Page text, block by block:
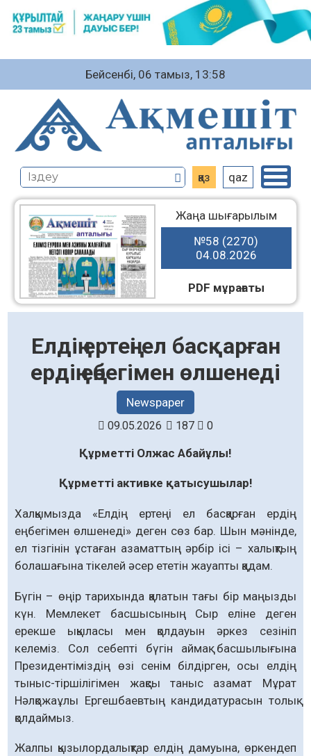
Бейсенбі, 06 тамыз, 13:58
қаз qaz
Жаңа шығарылым
№58 (2270)
04.08.2026
PDF мұрағаты
Елдің ертеңі ел басқарған
ердің еңбегімен өлшенеді
Newspaper
09.05.2026 187 0
Құрметті Олжас Абайұлы!
Құрметті активке қатысушылар!
Халқымызда «Елдің ертеңі ел бас­қарған ердің
еңбегімен өлшенеді» деген сөз бар. Шын мәнінде,
ел тізгінін ұстаған азаматтың әрбір ісі – халықтың
бола­шағына тікелей әсер ететін жауапты қадам.
Бүгін – өңір тарихында қалатын тағы бір маңызды
күн. Мемлекет бас­шысының Сыр еліне деген
ерекше ықыласы мен қолдауын әркез сезініп
келеміз. Сол себепті бүгін аймақ бас­шылығына
Прези­дентіміздің өзі сенім білдірген, осы елдің
тыныс-тіршілігі­­мен жақсы таныс азамат Мұрат
Нәлқожаұлы Ергешбаевтың кандидатурасын толық
қолдаймыз.
Жалпы қызылордалықтар елдің дамуы­на, өркендеп